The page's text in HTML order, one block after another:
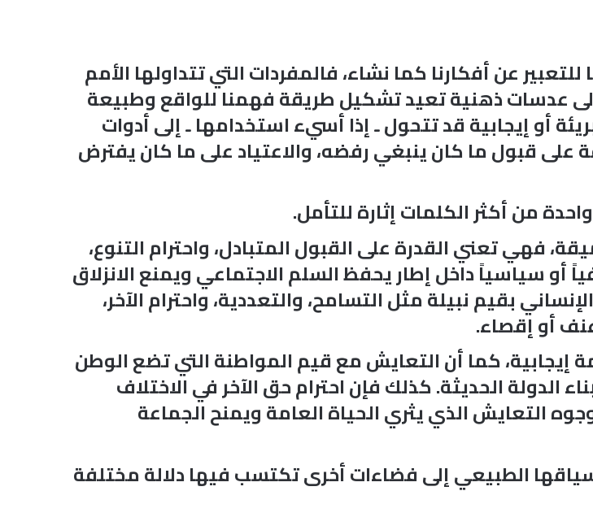
عن أفكارنا كما نشاء، فالمفردات التي تتداولها الأمم
عدسات ذهنية تعيد تشكيل طريقة فهمنا للواقع وطبيعة
أو إيجابية قد تتحول ـ إذا أسيء استخدامها ـ إلى أدوات
على قبول ما كان ينبغي رفضه، والاعتياد على ما كان يفترض
من أكثر الكلمات إثارة للتأمل.
فهي تعني القدرة على القبول المتبادل، واحترام التنوع،
أو سياسياً داخل إطار يحفظ السلم الاجتماعي ويمنع الانزلاق
بقيم نبيلة مثل التسامح، والتعددية، واحترام الآخر،
أو إقصاء.
كما أن التعايش مع قيم المواطنة التي تضع الوطن
الحديثة. كذلك فإن احترام حق الآخر في الاختلاف
التعايش الذي يثري الحياة العامة ويمنح الجماعة
الطبيعي إلى فضاءات أخرى تكتسب فيها دلالة مختلفة